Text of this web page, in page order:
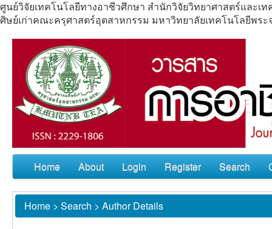
ศูนย์วิจัยเทคโนโลยีทางอาชีวศึกษา สำนักวิจัยวิทยาศาสตร์และ
ศิษย์เก่าคณะครุศาสตร์อุตสาหกรรม มหาวิทยาลัยเทคโนโลยีพระ
Home About Login Register Search
Home > Search > Author Details